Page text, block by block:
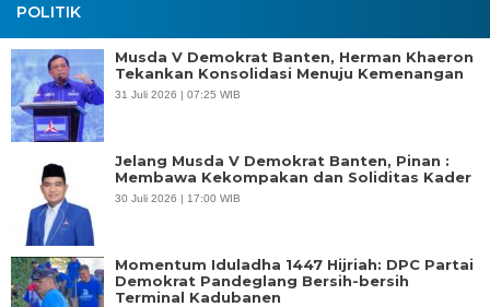
POLITIK
Musda V Demokrat Banten, Herman Khaeron
Tekankan Konsolidasi Menuju Kemenangan
31 Juli 2026 | 07:25 WIB
Jelang Musda V Demokrat Banten, Pinan :
Membawa Kekompakan dan Soliditas Kader
30 Juli 2026 | 17:00 WIB
Momentum Iduladha 1447 Hijriah: DPC Partai
Demokrat Pandeglang Bersih-bersih
Terminal Kadubanen